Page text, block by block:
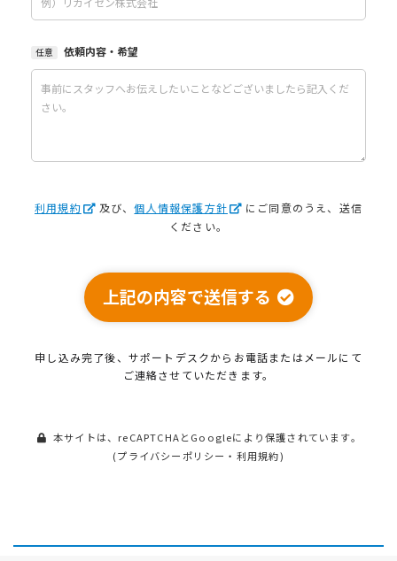
任意 依頼内容・希望
利用規約 及び、個人情報保護方針
にご同意のうえ、送信
ください。
上記の内容で送信する
申し込み完了後、サポートデスクから お電話またはメールにて
ご連絡させていただきます。
本サイトは、reCAPTCHAとGoogleにより保護されています。
(プライバシーポリシー ・ 利用規約)